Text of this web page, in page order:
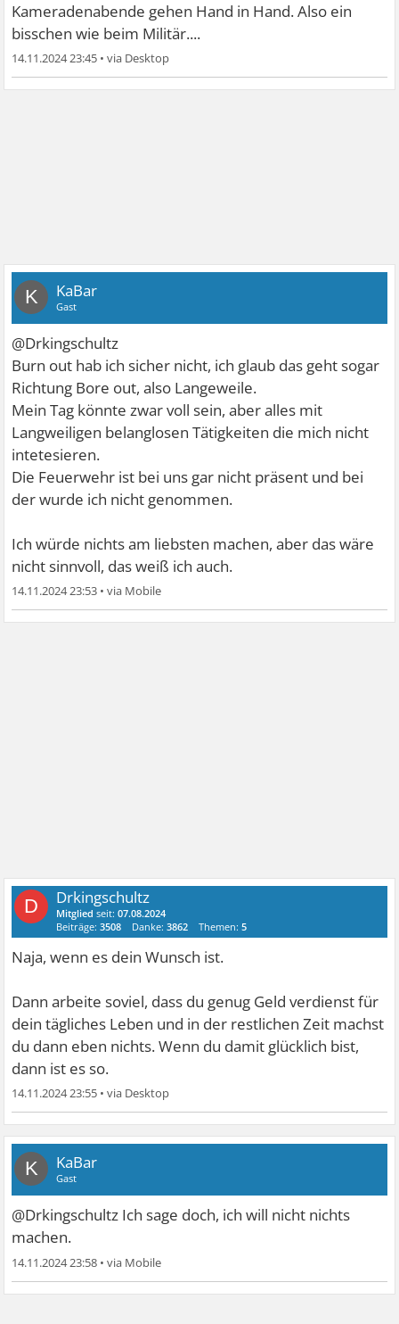
Kameradenabende gehen Hand in Hand. Also ein
bisschen wie beim Militär....
14.11.2024 23:45 •
K KaBar
Gast
@Drkingschultz
Burn out hab ich sicher nicht, ich glaub das geht sogar
Richtung Bore out, also Langeweile.
Mein Tag könnte zwar voll sein, aber alles mit
Langweiligen belanglosen Tätigkeiten die mich nicht
intetesieren.
Die Feuerwehr ist bei uns gar nicht präsent und bei
der wurde ich nicht genommen.
Ich würde nichts am liebsten machen, aber das wäre
nicht sinnvoll, das weiß ich auch.
14.11.2024 23:53 •
D Drkingschultz
Mitglied seit:07.08.2024
Beiträge:3508 Danke:3862 Themen:5
Naja, wenn es dein Wunsch ist.
Dann arbeite soviel, dass du genug Geld verdienst für
dein tägliches Leben und in der restlichen Zeit machst
du dann eben nichts. Wenn du damit glücklich bist,
dann ist es so.
14.11.2024 23:55 •
K KaBar
Gast
@Drkingschultz Ich sage doch, ich will nicht nichts
machen.
14.11.2024 23:58 •